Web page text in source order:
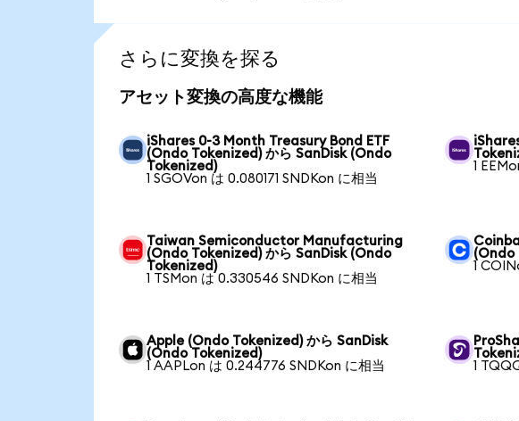
さらに変換を探る
アセット変換の高度な機能
iShares 0-3 Month Treasury Bond ETF
(Ondo Tokenized) から SanDisk (Ondo
Tokenized)
1 SGOVon は 0.080171 SNDKon に相当
1
Taiwan Semiconductor Manufacturing
(Ondo Tokenized) から SanDisk (Ondo
Tokenized)
1 TSMon は 0.330546 SNDKon に相当
(Ondo
1
Apple (Ondo Tokenized) から SanDisk
(Ondo Tokenized)
1 AAPLon は 0.244776 SNDKon に相当
1